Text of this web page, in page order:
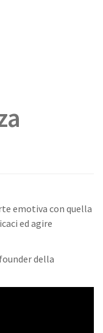
emotiva con quella
ed agire
founder della